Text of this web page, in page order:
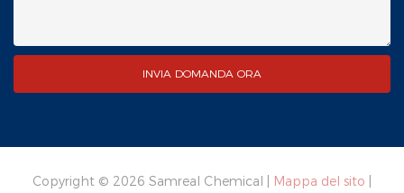
INVIA DOMANDA ORA
Copyright © 2026 Samreal Chemical | Mappa del sito